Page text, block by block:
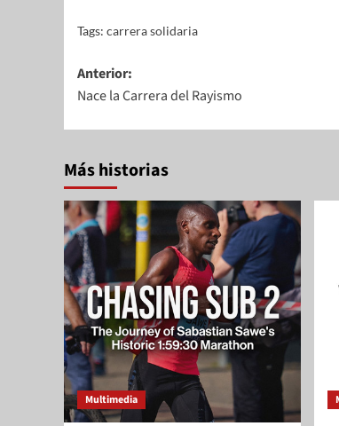
Tags: carrera solidaria
Anterior:
Nace la Carrera del Rayismo
Más historias
Multimedia